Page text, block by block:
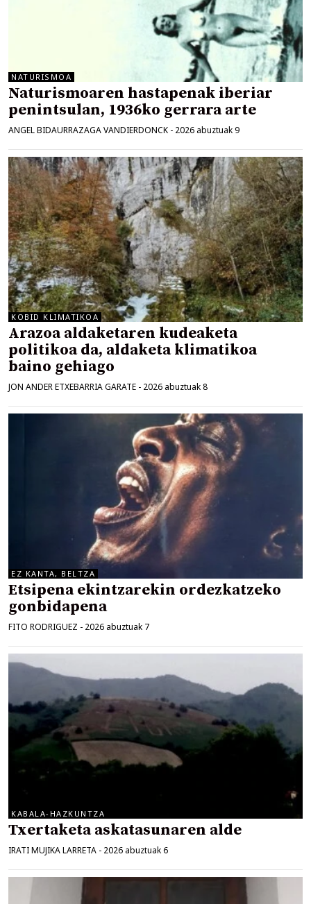
NATURISMOA
Naturismoaren hastapenak iberiar
penintsulan, 1936ko gerrara arte
ANGEL BIDAURRAZAGA VANDIERDONCK - 2026 abuztuak 9
KOBID KLIMATIKOA
Arazoa aldaketaren kudeaketa
politikoa da, aldaketa klimatikoa
baino gehiago
JON ANDER ETXEBARRIA GARATE - 2026 abuztuak 8
EZ KANTA, BELTZA
Etsipena ekintzarekin ordezkatzeko
gonbidapena
FITO RODRIGUEZ - 2026 abuztuak 7
KABALA-HAZKUNTZA
Txertaketa askatasunaren alde
IRATI MUJIKA LARRETA - 2026 abuztuak 6